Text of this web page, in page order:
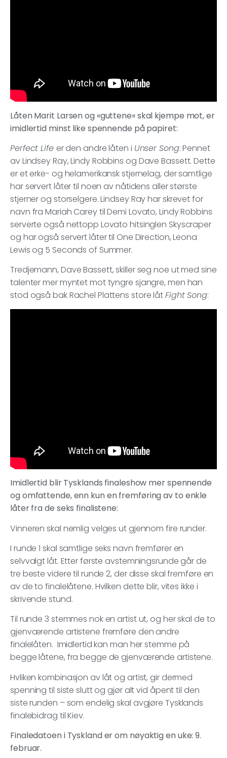
Låten Marit Larsen og «guttene» skal kjempe mot, er
imidlertid minst like spennende på papiret:
Perfect Life er den andre låten i Unser Song: Pennet
av Lindsey Ray, Lindy Robbins og Dave Bassett. Dette
er et erke- og helamerikansk stjernelag, der samtlige
har servert låter til noen av nåtidens aller største
stjerner og storselgere. Lindsey Ray har skrevet for
navn fra Mariah Carey til Demi Lovato, Lindy Robbins
serverte også nettopp Lovato hitsinglen Skyscraper
og har også servert låter til One Direction, Leona
Lewis og 5 Seconds of Summer.
Tredjemann, Dave Bassett, skiller seg noe ut med sine
talenter mer myntet mot tyngre sjangre, men han
stod også bak Rachel Plattens store låtFight Song:
Imidlertid blir Tysklands finaleshow mer spennende
og omfattende, enn kun en fremføring av to enkle
låter fra de seks finalistene:
Vinneren skal nemlig velges ut gjennom fire runder.
I runde 1 skal samtlige seks navn fremfører en
selvvalgt låt. Etter første avstemningsrunde går de
tre beste videre til runde 2, der disse skal fremføre en
av de to finalelåtene. Hvilken dette blir, vites ikke i
skrivende stund.
Til runde 3 stemmes nok en artist ut, og her skal de to
gjenværende artistene fremføre den andre
finalelåten. Imidlertid kan man her stemme på
begge låtene, fra begge de gjenværende artistene.
Hvliken kombinasjon av låt og artist, gir dermed
spenning til siste slutt og gjør alt vid åpent til den
siste runden – som endelig skal avgjøre Tysklands
finalebidrag til Kiev.
Finaledatoen i Tyskland er om nøyaktig en uke: 9.
februar.